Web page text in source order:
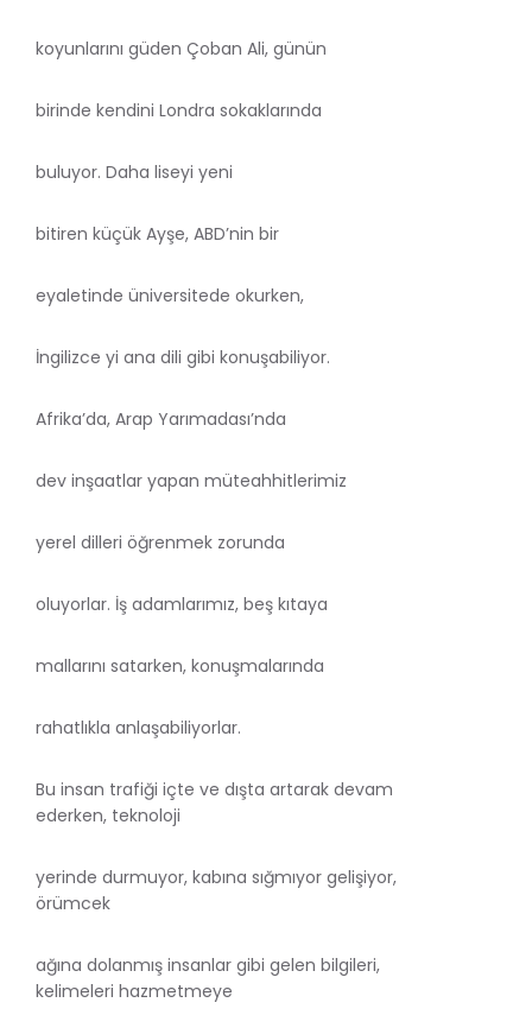
koyunlarını güden Çoban Ali, günün
birinde kendini Londra sokaklarında
buluyor. Daha liseyi yeni
bitiren küçük Ayşe, ABD’nin bir
eyaletinde üniversitede okurken,
İngilizce yi ana dili gibi konuşabiliyor.
Afrika’da, Arap Yarımadası’nda
dev inşaatlar yapan müteahhitlerimiz
yerel dilleri öğrenmek zorunda
oluyorlar. İş adamlarımız, beş kıtaya
mallarını satarken, konuşmalarında
rahatlıkla anlaşabiliyorlar.
Bu insan trafiği içte ve dışta artarak devam
ederken, teknoloji
yerinde durmuyor, kabına sığmıyor gelişiyor,
örümcek
ağına dolanmış insanlar gibi gelen bilgileri,
kelimeleri hazmetmeye